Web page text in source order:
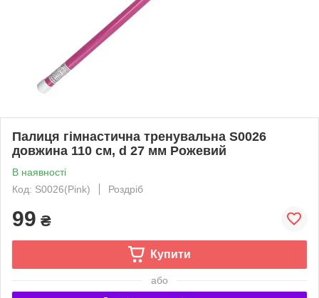
Палиця гімнастична тренувальна S0026
довжина 110 см, d 27 мм Рожевий
В наявності
Код: S0026(Pink)
Роздріб
99 ₴
Купити
або